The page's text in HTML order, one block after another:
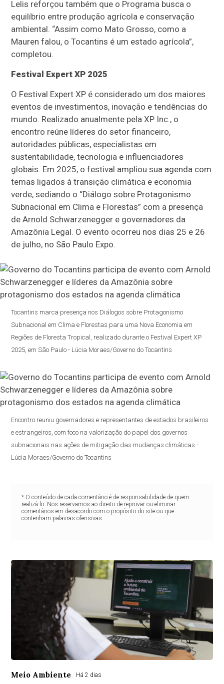
Lelis reforçou também que o Programa busca o
equilíbrio entre produção agrícola e conservação
ambiental. “Assim como Mato Grosso, como a
Mauren falou, o Tocantins é um estado agrícola”,
completou.
Festival Expert XP 2025
O Festival Expert XP é considerado um dos maiores
eventos de investimentos, inovação e tendências do
mundo. Realizado anualmente pela XP Inc., o
encontro reúne líderes do setor financeiro,
autoridades públicas, especialistas em
sustentabilidade, tecnologia e influenciadores
globais. Em 2025, o festival ampliou sua agenda com
temas ligados à transição climática e economia
verde, sediando o “Diálogo sobre Protagonismo
Subnacional em Clima e Florestas” com a presença
de Arnold Schwarzenegger e governadores da
Amazônia Legal. O evento ocorreu nos dias 25 e 26
de julho, no São Paulo Expo.
Tocantins marca presença nos Diálogos sobre Protagonismo
Subnacional em Clima e Florestas para uma Nova Economia em
Regiões de Floresta Tropical, realizado durante o Festival Expert XP
2025, em São Paulo - Lúcia Moraes/Governo do Tocantins
Encontro reuniu governadores e representantes de estados brasileiros
e estrangeiros, com foco na valorização do papel dos governos
subnacionais nas ações de mitigação das mudanças climáticas -
Lúcia Moraes/Governo do Tocantins
* O conteúdo de cada comentário é de responsabilidade de quem
realizá-lo. Nos reservamos ao direito de reprovar ou eliminar
comentários em desacordo com o propósito do site ou que
contenham palavras ofensivas.
Meio Ambiente Há 2 dias